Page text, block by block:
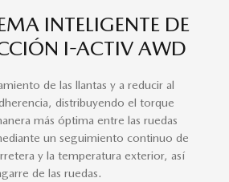
INTELIGENTE DE
I-ACTIV AWD
de las llantas y a reducir al
distribuyendo el torque
más óptima entre las ruedas
un seguimiento continuo de
y la temperatura exterior, así
de las ruedas.